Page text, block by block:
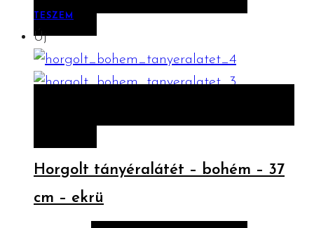
TESZEM
Új
Horgolt tányéralátét – bohém – 37
cm – ekrü